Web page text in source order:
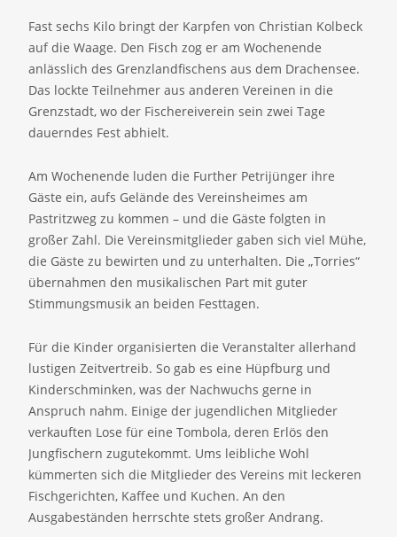
Fast sechs Kilo bringt der Karpfen von Christian Kolbeck
auf die Waage. Den Fisch zog er am Wochenende
anlässlich des Grenzlandfischens aus dem Drachensee.
Das lockte Teilnehmer aus anderen Vereinen in die
Grenzstadt, wo der Fischereiverein sein zwei Tage
dauerndes Fest abhielt.
Am Wochenende luden die Further Petrijünger ihre
Gäste ein, aufs Gelände des Vereinsheimes am
Pastritzweg zu kommen – und die Gäste folgten in
großer Zahl. Die Vereinsmitglieder gaben sich viel Mühe,
die Gäste zu bewirten und zu unterhalten. Die „Torries“
übernahmen den musikalischen Part mit guter
Stimmungsmusik an beiden Festtagen.
Für die Kinder organisierten die Veranstalter allerhand
lustigen Zeitvertreib. So gab es eine Hüpfburg und
Kinderschminken, was der Nachwuchs gerne in
Anspruch nahm. Einige der jugendlichen Mitglieder
verkauften Lose für eine Tombola, deren Erlös den
Jungfischern zugutekommt. Ums leibliche Wohl
kümmerten sich die Mitglieder des Vereins mit leckeren
Fischgerichten, Kaffee und Kuchen. An den
Ausgabeständen herrschte stets großer Andrang.